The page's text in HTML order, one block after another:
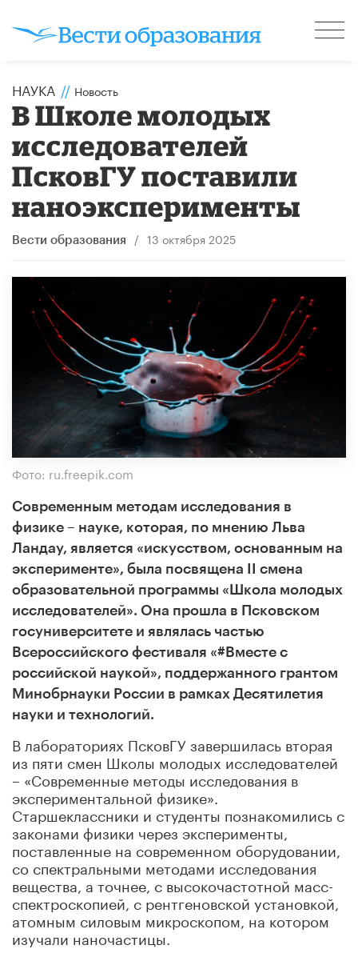
НАУКА // Новость
В Школе молодых
исследователей
ПсковГУ поставили
наноэксперименты
Вести образования / 13 октября 2025
Фото: ru.freepik.com
Современным методам исследования в
физике – науке, которая, по мнению Льва
Ландау, является «искусством, основанным на
эксперименте», была посвящена II смена
образовательной программы «Школа молодых
исследователей». Она прошла в Псковском
госуниверситете и являлась частью
Всероссийского фестиваля «#Вместе с
российской наукой», поддержанного грантом
Минобрнауки России в рамках Десятилетия
науки и технологий.
В лабораториях ПсковГУ завершилась вторая
из пяти смен Школы молодых исследователей
– «Современные методы исследования в
экспериментальной физике».
Старшеклассники и студенты познакомились с
законами физики через эксперименты,
поставленные на современном оборудовании,
со спектральными методами исследования
вещества, а точнее, с высокочастотной масс-
спектроскопией, с рентгеновской установкой,
атомным силовым микроскопом, на котором
изучали наночастицы.